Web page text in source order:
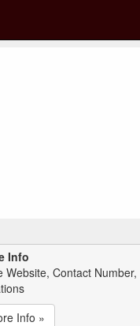
Info
Website, Contact Number,
Info »